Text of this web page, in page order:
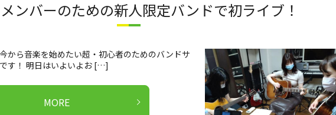
ンバーのための新人限定バンドで初ライブ！
から音楽を始めたい超・初心者のためのバンドサ
す！ 明日はいよいよお […]
MORE